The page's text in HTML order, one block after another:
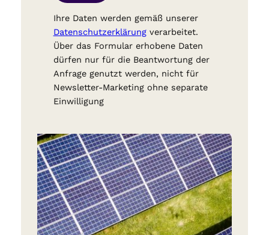
Ihre Daten werden gemäß unserer
Datenschutzerklärungverarbeitet.
Über das Formular erhobene Daten
dürfen nur für die Beantwortung der
Anfrage genutzt werden, nicht für
Newsletter-Marketing ohne separate
Einwilligung